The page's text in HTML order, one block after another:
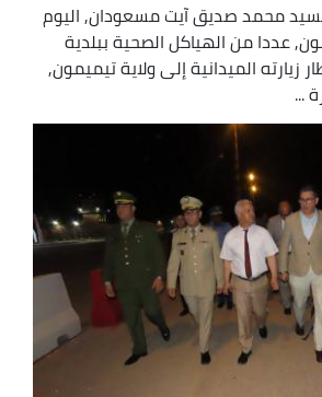
محمد صديق آيت مسعودان, اليوم
عددا من الهياكل الصحية ببلدية
الميدانية إلى ولاية تيميمون,